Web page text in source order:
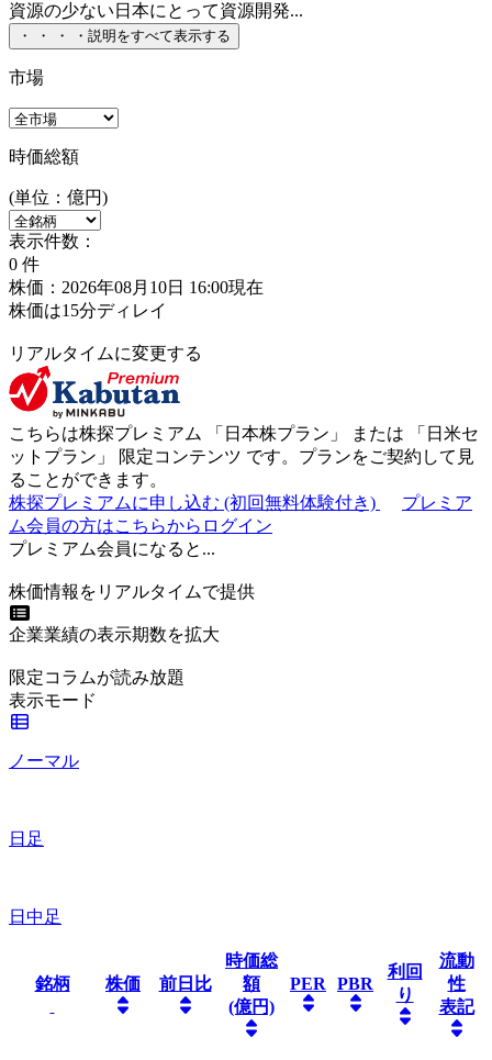
資源の少ない日本にとって資源開発...
・ ・ ・ ・ 説明をすべて表示する
市場
時価総額
(単位：億円)
表示件数：
0 件
株価：2026年08月10日 16:00現在
株価は15分ディレイ
リアルタイムに変更する
こちらは株探プレミアム 「 日本株プラン 」 または 「 日米セ
ットプラン 」 限定コンテンツ です。プランをご契約して見
ることができます。
株探プレミアムに申し込む (初回無料体験付き)
プレミア
ム会員の方はこちらからログイン
プレミアム会員になると...
株価情報をリアルタイムで提供
企業業績の表示期数を拡大
限定コラムが読み放題
表示モード
ノーマル
日足
日中足
銘柄 株価 前日比
時価総
額
(億円)
PER PBR
利回
り
流動
性
表記